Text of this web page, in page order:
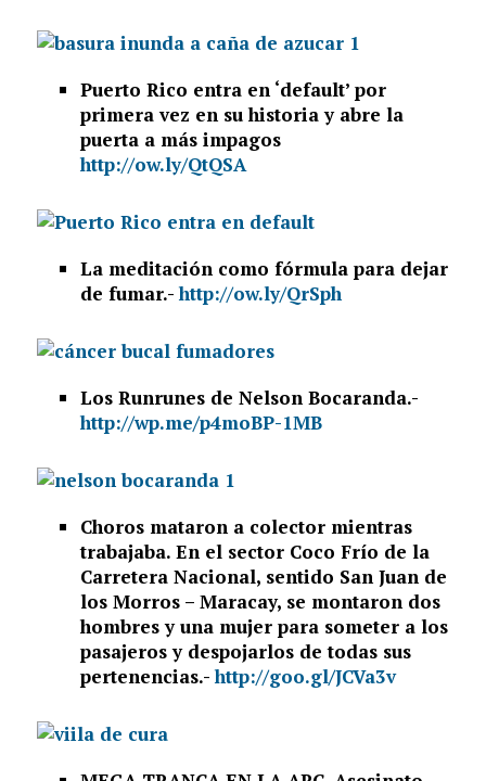
Puerto Rico entra en ‘default’ por
primera vez en su historia y abre la
puerta a más impagos
http://ow.ly/QtQSA
La meditación como fórmula para dejar
de fumar.-http://ow.ly/QrSph
Los Runrunes de Nelson Bocaranda.-
http://wp.me/p4moBP-1MB
Choros mataron a colector mientras
trabajaba. En el sector Coco Frío de la
Carretera Nacional, sentido San Juan de
los Morros – Maracay, se montaron dos
hombres y una mujer para someter a los
pasajeros y despojarlos de todas sus
pertenencias.-http://goo.gl/JCVa3v